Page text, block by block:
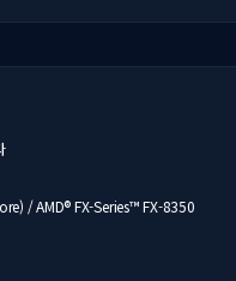
/ AMD® FX-Series™ FX-8350